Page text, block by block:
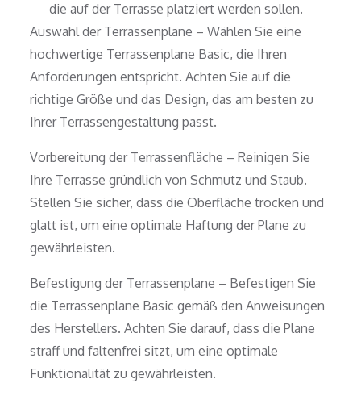
die auf der Terrasse platziert werden sollen.
Auswahl der Terrassenplane – Wählen Sie eine
hochwertige Terrassenplane Basic, die Ihren
Anforderungen entspricht. Achten Sie auf die
richtige Größe und das Design, das am besten zu
Ihrer Terrassengestaltung passt.
Vorbereitung der Terrassenfläche – Reinigen Sie
Ihre Terrasse gründlich von Schmutz und Staub.
Stellen Sie sicher, dass die Oberfläche trocken und
glatt ist, um eine optimale Haftung der Plane zu
gewährleisten.
Befestigung der Terrassenplane – Befestigen Sie
die Terrassenplane Basic gemäß den Anweisungen
des Herstellers. Achten Sie darauf, dass die Plane
straff und faltenfrei sitzt, um eine optimale
Funktionalität zu gewährleisten.